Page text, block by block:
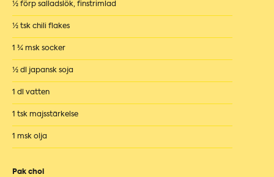
½ förp salladslök, finstrimlad
½ tsk chili flakes
1 ¾ msk socker
½ dl japansk soja
1 dl vatten
1 tsk majsstärkelse
1 msk olja
Pak choi